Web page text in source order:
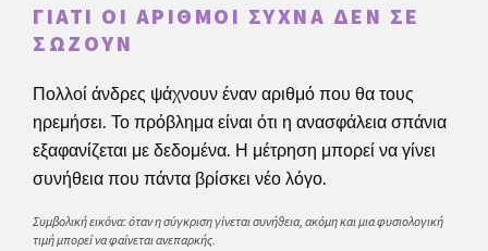
ΓΙΑΤΊ ΟΙ ΑΡΙΘΜΟΊ ΣΥΧΝΆ ΔΕΝ ΣΕ
ΣΏΖΟΥΝ
Πολλοί άνδρες ψάχνουν έναν αριθμό που θα τους
ηρεμήσει. Το πρόβλημα είναι ότι η ανασφάλεια σπάνια
εξαφανίζεται με δεδομένα. Η μέτρηση μπορεί να γίνει
συνήθεια που πάντα βρίσκει νέο λόγο.
Συμβολική εικόνα: όταν η σύγκριση γίνεται συνήθεια, ακόμη και μια φυσιολογική
τιμή μπορεί να φαίνεται ανεπαρκής.